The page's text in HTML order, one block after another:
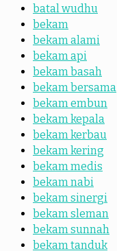
batal wudhu
bekam
bekam alami
bekam api
bekam basah
bekam bersama
bekam embun
bekam kepala
bekam kerbau
bekam kering
bekam medis
bekam nabi
bekam sinergi
bekam sleman
bekam sunnah
bekam tanduk